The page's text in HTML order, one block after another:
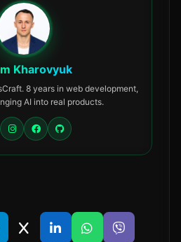
Kharovyuk
8 years in web development,
AI into real products.